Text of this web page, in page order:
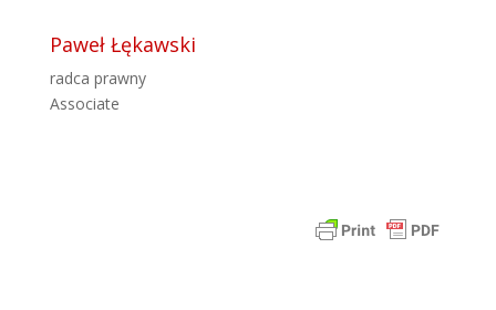
Paweł Łękawski
radca prawny
Associate